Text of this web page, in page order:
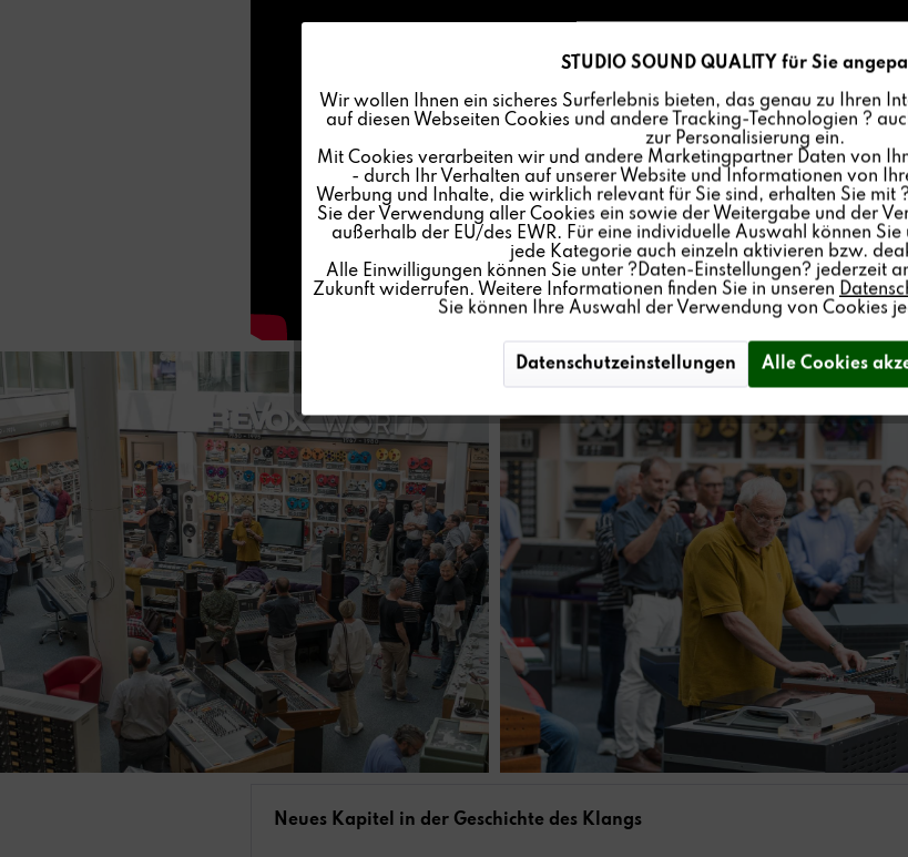
Neues Kapitel in der Geschichte des Klangs
Tracking
Personalisierung
STUDIO SOUND QUALITY für Sie
Wir wollen Ihnen ein sicheres Surferlebnis bieten, das genau zu Ihren
auf diesen Webseiten Cookies und andere Tracking-Technologien ?
zur Personalisierung ein.
Mit Cookies verarbeiten wir und andere Marketingpartner Daten von
- durch Ihr Verhalten auf unserer Website und Informationen von
Werbung und Inhalte, die wirklich relevant für Sie sind, erhalten Sie mit
Sie der Verwendung aller Cookies ein sowie der Weitergabe und der
außerhalb der EU/des EWR. Für eine individuelle Auswahl können Sie
jede Kategorie auch einzeln aktivieren bzw.
Alle Einwilligungen können Sie unter ?Daten-Einstellungen? jederzeit
Zukunft widerrufen. Weitere Informationen finden Sie in unseren
Sie können Ihre Auswahl der Verwendung von Cookies
Datenschutzeinstellungen Alle Cookies